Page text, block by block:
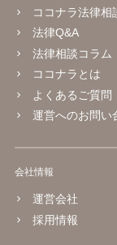
ココナラ法律相
法律Q&A
法律相談コラム
ココナラとは
よくあるご質問
運営へのお問い
会社情報
運営会社
採用情報